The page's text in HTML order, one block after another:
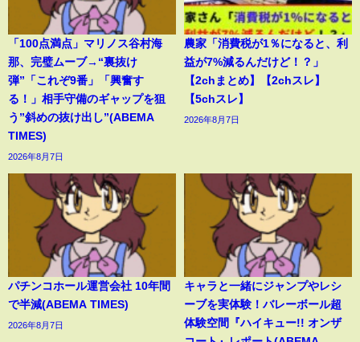
「100点満点」マリノス谷村海
那、完璧ムーブ→“裏抜け
弾”「これぞ9番」「興奮す
る！」相手守備のギャップを狙
う”斜めの抜け出し”(ABEMA
TIMES)
2026年8月7日
農家「消費税が1％になると、利
益が7%減るんだけど！？」
【2chまとめ】【2chスレ】
【5chスレ】
2026年8月7日
パチンコホール運営会社 10年間
で半減(ABEMA TIMES)
2026年8月7日
キャラと一緒にジャンプやレシ
ーブを実体験！バレーボール超
体験空間『ハイキュー!! オンザ